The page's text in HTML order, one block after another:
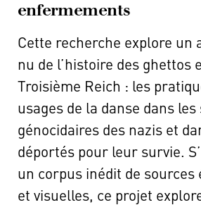
enfermements
Cette recherche explore un
nu de l’histoire des ghet­tos
Troi­sième Reich : les
usages de la danse dans
géno­ci­daires des nazis et
dépor­tés pour leur sur­vie.
un cor­pus inédit de
et visuelles, ce pro­jet